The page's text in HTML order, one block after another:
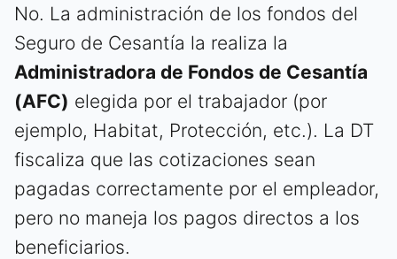
No. La administración de los fondos del
Seguro de Cesantía la realiza la
Administradora de Fondos de Cesantía
(AFC) elegida por el trabajador (por
ejemplo, Habitat, Protección, etc.). La DT
fiscaliza que las cotizaciones sean
pagadas correctamente por el empleador,
pero no maneja los pagos directos a los
beneficiarios.